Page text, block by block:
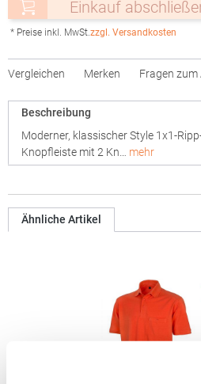
Einkauf
* Preise inkl. MwSt.zzgl. Versandkosten
Vergleichen Merken Fragen zum
Beschreibung
Moderner, klassischer Style 1x1-
Knopfleiste mit 2 Kn… mehr
Ähnliche Artikel